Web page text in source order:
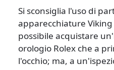
Si sconsiglia l'uso di
apparecchiature
possibile acquistare
orologio Rolex che a
l'occhio; ma, a